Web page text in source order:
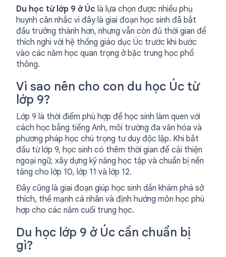
Du học từ lớp 9 ở Úc là lựa chọn được nhiều phụ
huynh cân nhắc vì đây là giai đoạn học sinh đã bắt
đầu trưởng thành hơn, nhưng vẫn còn đủ thời gian để
thích nghi với hệ thống giáo dục Úc trước khi bước
vào các năm học quan trọng ở bậc trung học phổ
thông.
Vì sao nên cho con du học Úc từ
lớp 9?
Lớp 9 là thời điểm phù hợp để học sinh làm quen với
cách học bằng tiếng Anh, môi trường đa văn hóa và
phương pháp học chú trọng tư duy độc lập. Khi bắt
đầu từ lớp 9, học sinh có thêm thời gian để cải thiện
ngoại ngữ, xây dựng kỹ năng học tập và chuẩn bị nền
tảng cho lớp 10, lớp 11 và lớp 12.
Đây cũng là giai đoạn giúp học sinh dần khám phá sở
thích, thế mạnh cá nhân và định hướng môn học phù
hợp cho các năm cuối trung học.
Du học lớp 9 ở Úc cần chuẩn bị
gì?